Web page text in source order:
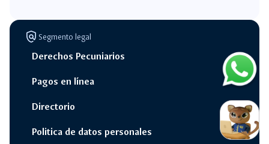
por
close
rápidas
policy Segmento legal
Derechos Pecuniarios
Pagos en línea
Directorio
Politica de datos personales